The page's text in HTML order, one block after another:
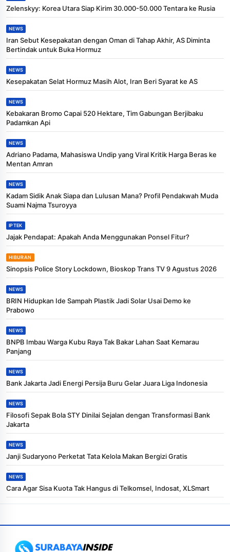
Zelenskyy: Korea Utara Siap Kirim 30.000-50.000 Tentara ke Rusia
NEWS
Iran Sebut Kesepakatan dengan Oman di Tahap Akhir, AS Diminta
Bertindak untuk Buka Hormuz
NEWS
Kesepakatan Selat Hormuz Masih Alot, Iran Beri Syarat ke AS
NEWS
Kebakaran Bromo Capai 520 Hektare, Tim Gabungan Berjibaku
Padamkan Api
NEWS
Adriano Padama, Mahasiswa Undip yang Viral Kritik Harga Beras ke
Mentan Amran
NEWS
Kadam Sidik Anak Siapa dan Lulusan Mana? Profil Pendakwah Muda
Suami Najma Tsuroyya
IPTEK
Jajak Pendapat: Apakah Anda Menggunakan Ponsel Fitur?
HIBURAN
Sinopsis Police Story Lockdown, Bioskop Trans TV 9 Agustus 2026
NEWS
BRIN Hidupkan Ide Sampah Plastik Jadi Solar Usai Demo ke
Prabowo
NEWS
BNPB Imbau Warga Kubu Raya Tak Bakar Lahan Saat Kemarau
Panjang
NEWS
Bank Jakarta Jadi Energi Persija Buru Gelar Juara Liga Indonesia
NEWS
Filosofi Sepak Bola STY Dinilai Sejalan dengan Transformasi Bank
Jakarta
NEWS
Janji Sudaryono Perketat Tata Kelola Makan Bergizi Gratis
NEWS
Cara Agar Sisa Kuota Tak Hangus di Telkomsel, Indosat, XLSmart